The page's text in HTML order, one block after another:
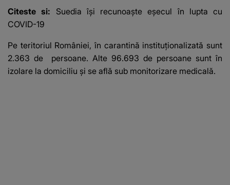
Citeste si: Suedia îşi recunoaşte eşecul în lupta cu
COVID-19
Pe teritoriul României, în carantină instituţionalizată sunt
2.363 de persoane. Alte 96.693 de persoane sunt în
izolare la domiciliu şi se află sub monitorizare medicală.